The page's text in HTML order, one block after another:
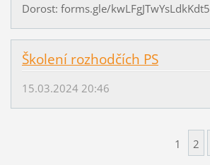
Dorost: forms.gle/kwLFgJTwYsLdkKdt5
Školení rozhodčích PS
15.03.2024 20:46
1 2